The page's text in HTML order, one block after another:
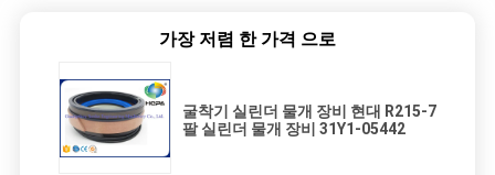
가장 저렴 한 가격 으로
굴착기 실린더 물개 장비 현대 R215-7
팔 실린더 물개 장비 31Y1-05442